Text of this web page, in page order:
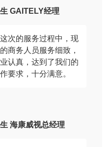
GAITELY经理
次的服务过程中，现
商务人员服务细致，
认真，达到了我们的
要求，十分满意。
海康威视总经理